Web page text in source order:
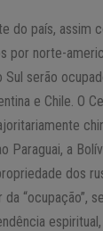
do país, assim
por norte-
Sul serão
e Chile. O
Paraguai, a
dos
“ocupação”,